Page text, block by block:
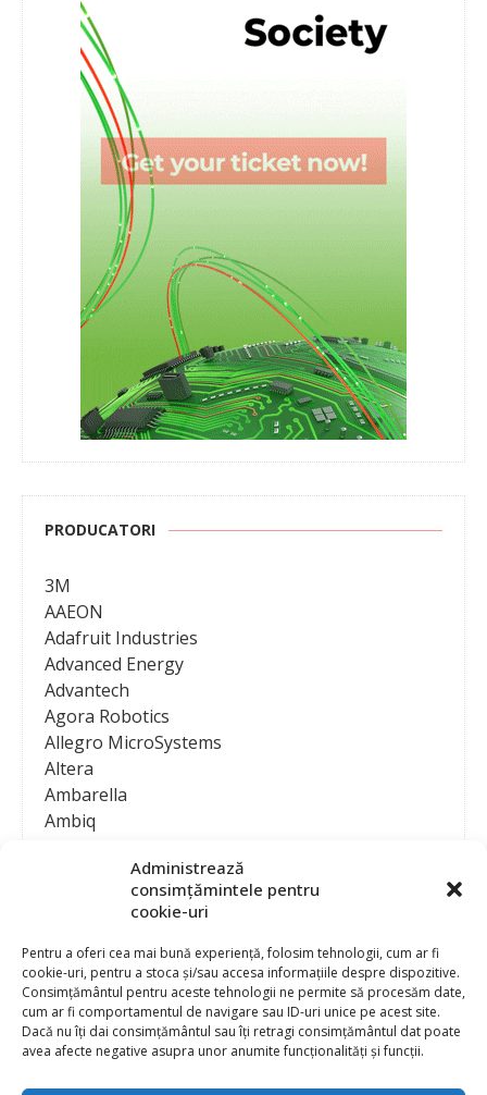
Administrează
consimțămintele pentru
cookie-uri
Pentru a oferi cea mai bună experiență, folosim tehnologii, cum ar fi
cookie-uri, pentru a stoca și/sau accesa informațiile despre dispozitive.
Consimțământul pentru aceste tehnologii ne permite să procesăm date,
cum ar fi comportamentul de navigare sau ID-uri unice pe acest site.
Dacă nu îți dai consimțământul sau îți retragi consimțământul dat poate
avea afecte negative asupra unor anumite funcționalități și funcții.
PRODUCATORI
3M
AAEON
Adafruit Industries
Advanced Energy
Advantech
Agora Robotics
Allegro MicroSystems
Altera
Ambarella
Ambiq
Analog Devices
Anritsu Corporation
Ansys
APS
Arduino
Arm
Asentics